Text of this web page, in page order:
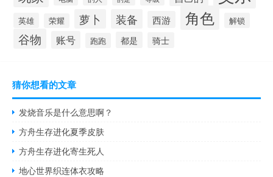
英雄 荣耀 萝卜 装备 西游 角色 解锁
谷物 账号 跑跑 都是 骑士
猜你想看的文章
发烧音乐是什么意思啊？
方舟生存进化夏季皮肤
方舟生存进化寄生死人
地心世界织连体衣攻略